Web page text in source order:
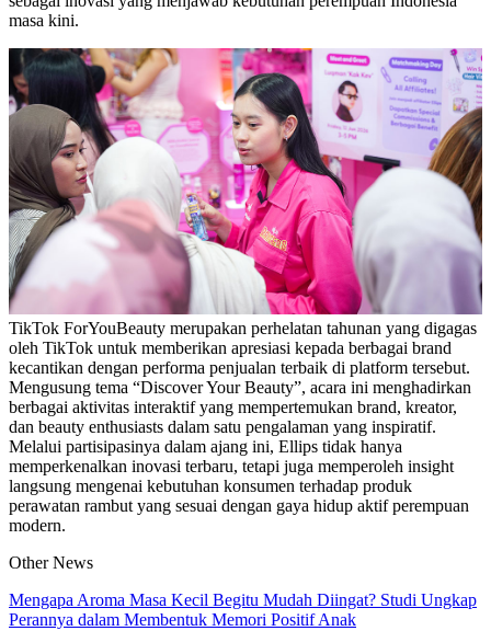
masa kini.
TikTok ForYouBeauty merupakan perhelatan tahunan yang digagas
oleh TikTok untuk memberikan apresiasi kepada berbagai brand
kecantikan dengan performa penjualan terbaik di platform tersebut.
Mengusung tema “Discover Your Beauty”, acara ini menghadirkan
berbagai aktivitas interaktif yang mempertemukan brand, kreator,
dan beauty enthusiasts dalam satu pengalaman yang inspiratif.
Melalui partisipasinya dalam ajang ini, Ellips tidak hanya
memperkenalkan inovasi terbaru, tetapi juga memperoleh insight
langsung mengenai kebutuhan konsumen terhadap produk
perawatan rambut yang sesuai dengan gaya hidup aktif perempuan
modern.
Other News
Mengapa Aroma Masa Kecil Begitu Mudah Diingat? Studi Ungkap
Perannya dalam Membentuk Memori Positif Anak